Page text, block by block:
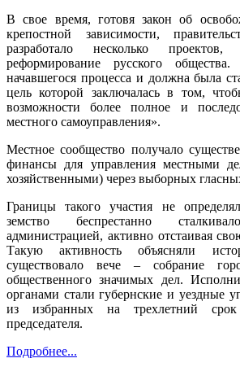
В свое время, готовя закон об
крепостной зависимости,
разработало несколько
реформирование русского
начавшегося процесса и должна была
цель которой заключалась в том,
возможности более полное и
местного самоуправления».
Местное сообщество получало
финансы для управления местными
хозяйственными) через выборных
Границы такого участия не
земство беспрестанно
администрацией, активно отстаивая
Такую активность объясняли
существовало вече – собрание
общественного значимых дел.
органами стали губернские и уездные
из избранных на трехлетний
председателя.
Подробнее...